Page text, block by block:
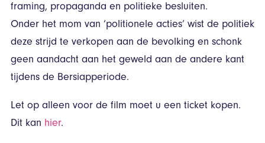
framing, propaganda en politieke besluiten.
Onder het mom van ‘politionele acties’ wist de politiek
deze strijd te verkopen aan de bevolking en schonk
geen aandacht aan het geweld aan de andere kant
tijdens de Bersiapperiode.
Let op alleen voor de film moet u een ticket kopen.
Dit kan hier.